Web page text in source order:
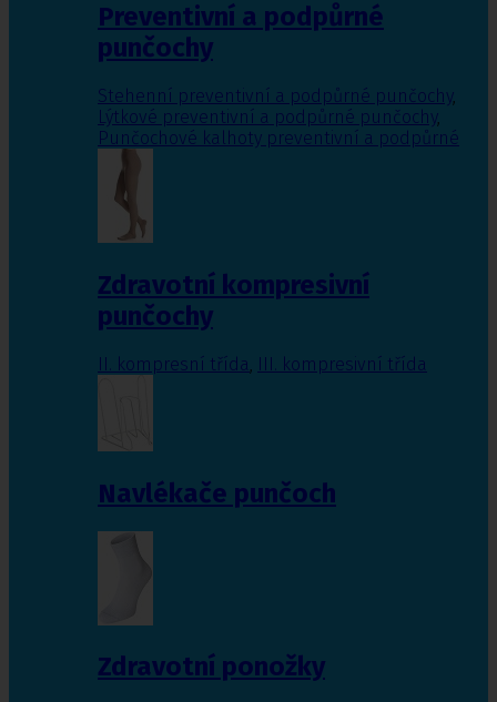
Preventivní a podpůrné
punčochy
Stehenní preventivní a podpůrné punčochy,
Lýtkové preventivní a podpůrné punčochy,
Punčochové kalhoty preventivní a podpůrné
Zdravotní kompresivní
punčochy
II. kompresní třída III. kompresivní třída
Navlékače punčoch
Zdravotní ponožky